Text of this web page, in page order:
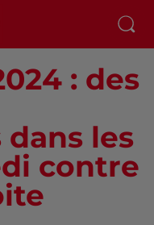
: des
les
contre